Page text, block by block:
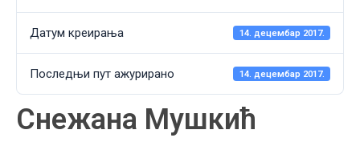
Датум креирања 14. децембар 2017.
Последњи пут ажурирано 14. децембар 2017.
Снежана Мушкић